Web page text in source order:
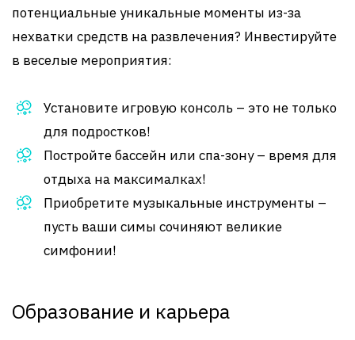
потенциальные уникальные моменты из-за
нехватки средств на развлечения? Инвестируйте
в веселые мероприятия:
Установите игровую консоль – это не только
для подростков!
Постройте бассейн или спа-зону – время для
отдыха на максималках!
Приобретите музыкальные инструменты –
пусть ваши симы сочиняют великие
симфонии!
Образование и карьера